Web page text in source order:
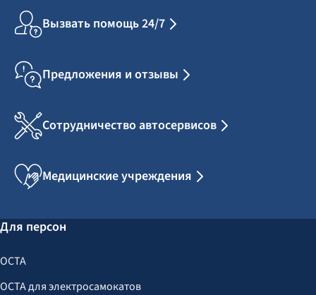
Вызвать помощь 24/7
Предложения и отзывы
Сотрудничество автосервисов
Медицинские учреждения
Для персон
OCTA
OCTA для электросамокатов